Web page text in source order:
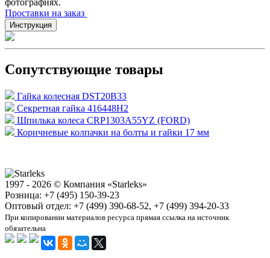
Проставки на заказ
Инструкция
Сопутствующие товары
Гайка колесная DST20B33
Секретная гайка 416448H2
Шпилька колеса CRP1303A55YZ (FORD)
Коричневые колпачки на болты и гайки 17 мм
1997 - 2026 © Компания «Starleks»
Розница: +7 (495) 150-39-23
Оптовый отдел: +7 (499) 390-68-52, +7 (499) 394-20-33
При копировании материалов ресурса прямая ссылка на источник
обязательна